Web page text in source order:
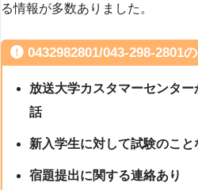
る情報が多数ありました。
0432982801/043-298-2801
放送大学カスタマーセンタ
話
新入学生に対して試験のこ
宿題提出に関する連絡あり